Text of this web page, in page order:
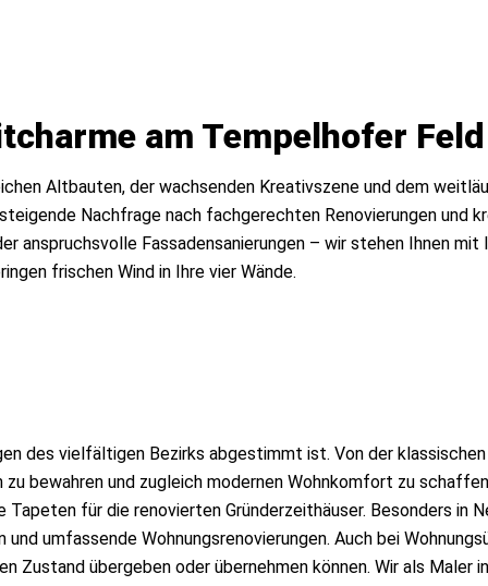
am Tempelhofer Feld
Altbauten, der wachsenden Kreativszene und dem
Nachfrage nach fachgerechten Renovierungen und
anspruchsvolle Fassadensanierungen – wir stehen Ihnen mit
frischen Wind in Ihre vier Wände.
des vielfältigen Bezirks abgestimmt ist. Von der klassischen
bewahren und zugleich modernen Wohnkomfort zu
für die renovierten Gründerzeithäuser. Besonders in
umfassende Wohnungsrenovierungen. Auch bei
übergeben oder übernehmen können. Wir als Maler